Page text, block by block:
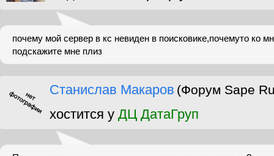
почему мой сервер в кс невиден в поисковике,почемуто ко
подскажите мне плиз
Станислав Макаров (Форум Sape
хостится у ДЦ ДатаГруп